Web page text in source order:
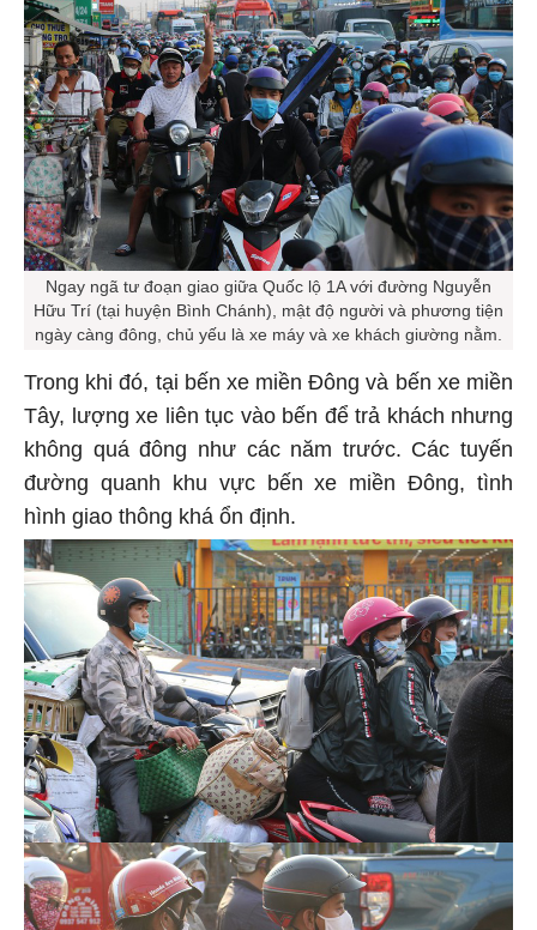
Ngay ngã tư đoạn giao giữa Quốc lộ 1A với đường Nguyễn
Hữu Trí (tại huyện Bình Chánh), mật độ người và phương tiện
ngày càng đông, chủ yếu là xe máy và xe khách giường nằm.
Trong khi đó, tại bến xe miền Đông và bến xe miền
Tây, lượng xe liên tục vào bến để trả khách nhưng
không quá đông như các năm trước. Các tuyến
đường quanh khu vực bến xe miền Đông, tình
hình giao thông khá ổn định.